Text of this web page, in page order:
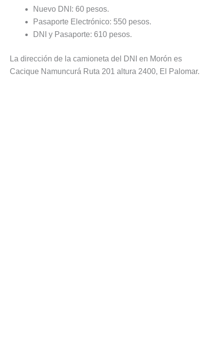
Nuevo DNI: 60 pesos.
Pasaporte Electrónico: 550 pesos.
DNI y Pasaporte: 610 pesos.
La dirección de la camioneta del DNI en Morón es
Cacique Namuncurá Ruta 201 altura 2400, El Palomar.